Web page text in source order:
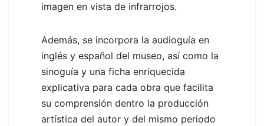
imagen en vista de infrarrojos.
Además, se incorpora la audioguía en
inglés y español del museo, así como la
sinoguía y una ficha enriquecida
explicativa para cada obra que facilita
su comprensión dentro la producción
artística del autor y del mismo periodo